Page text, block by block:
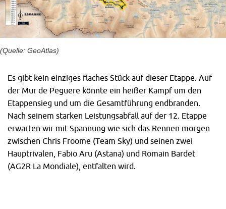
(Quelle: GeoAtlas)
Es gibt kein einziges flaches Stück auf dieser Etappe. Auf
der Mur de Peguere könnte ein heißer Kampf um den
Etappensieg und um die Gesamtführung endbranden.
Nach seinem starken Leistungsabfall auf der 12. Etappe
erwarten wir mit Spannung wie sich das Rennen morgen
zwischen Chris Froome (Team Sky) und seinen zwei
Hauptrivalen, Fabio Aru (Astana) und Romain Bardet
(AG2R La Mondiale), entfalten wird.